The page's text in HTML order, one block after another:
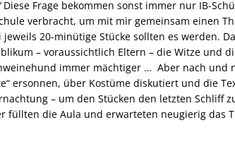
Diese Frage bekommen sonst immer nur IB-
verbracht, um mit mir gemeinsam einen
20-minütige Stücke sollten es werden.
– voraussichtlich Eltern – die Witze und
immer mächtiger … Aber nach und
ersonnen, über Kostüme diskutiert und die
– um den Stücken den letzten Schliff
füllten die Aula und erwarteten neugierig das